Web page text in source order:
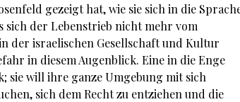
gezeigt hat, wie sie sich in die
der Lebenstrieb nicht mehr vom
der israelischen Gesellschaft und Kultur
in diesem Augenblick. Eine in die Enge
sie will ihre ganze Umgebung mit sich
sich dem Recht zu entziehen und die